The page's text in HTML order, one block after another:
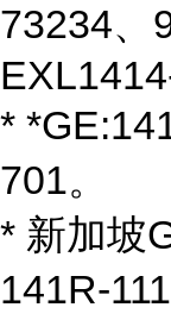
73234、
*
701。
* 新加坡
141R-111